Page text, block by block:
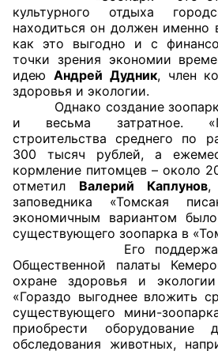
Члены ОП КО
Документы ОП КО
Регламент ОП КО
Кодекс этики ОП КО
Положения
Соглашения
Рекомендации
Порядок работы ЦОН
Аппарат ОП КО
УСТАВ ГКУ “АППАРАТ ОП
культурного отдыха
находиться он должен именно
как это выгодно и с
точки зрения экономии
идею Андрей Дудник, член
здоровья и экологии.
Однако создание зоопарка
и весьма затратное.
строительства среднего по
300 тысяч рублей, а
кормление питомцев – около
отметил Валерий Каплунов,
заповедника «Томская
экономичным вариантом
существующего зоопарка в
Его поддержала
Общественной палаты
охране здоровья и экологии
«Гораздо выгоднее вложить
существующего мини-
приобрести оборудование
обследования животных,